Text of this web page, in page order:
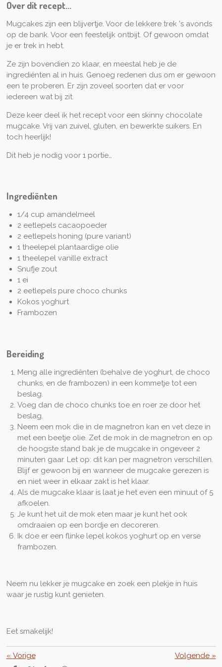
n
Over dit recept...
Mugcakes zijn een blijvertje. Voor de lekkere trek 's avonds
op de bank. Voor een feestelijk ontbijt. Of gewoon omdat
je er trek in hebt.
Ze zijn bovendien zo klaar, en meestal heb je de
ingrediënten al in huis. Genoeg redenen dus om er gewoon
een te proberen. Er zijn zoveel soorten dat er voor
iedereen wat bij zit.
Deze keer deel ik het recept voor een skinny chocolate
mugcake. Vrij van zuivel, gluten, en bewerkte suikers. En
toch heerlijk!
Dit heb je nodig voor 1 portie…
Ingrediënten
1/4 cup amandelmeel
2 eetlepels cacaopoeder
2 eetlepels honing (pure variant)
1 theelepel plantaardige olie
1 theelepel vanille extract
Snufje zout
1 ei
2 eetlepels pure choco chunks
Kokos yoghurt
Frambozen
Bereiding
Meng alle ingrediënten (behalve de yoghurt, de choco
chunks, en de frambozen) in een kommetje tot een
beslag.
Voeg dan de choco chunks toe en roer ze door het
beslag.
Neem een mok die in de magnetron kan en vet deze in
met een beetje olie. Zet de mok in de magnetron en op
de hoogste stand bak je de mugcake in ongeveer 2
minuten gaar. Let op: dit kan per magnetron verschillen.
Blijf er gewoon bij en wanneer de mugcake gerezen is
en niet weer in elkaar zakt is het klaar.
Als de mugcake klaar is laat je het even een minuut of 5
afkoelen.
Je kunt het uit de mok eten maar je kunt het ook
omdraaien op een bordje en decoreren.
Ik doe er een flinke lepel kokos yoghurt op en verse
frambozen.
Neem nu lekker je mugcake en zoek een plekje in huis
waar je rustig kunt genieten.
Eet smakelijk!
« Vorige Volgende»